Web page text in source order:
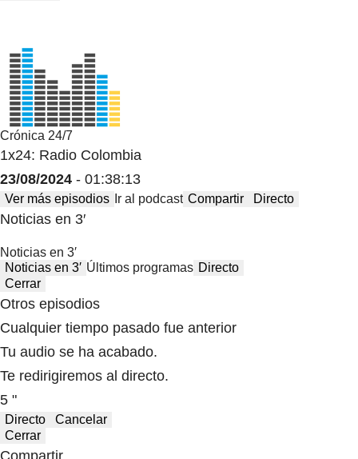
Crónica 24/7
1x24: Radio Colombia
23/08/2024 - 01:38:13
Ver más episodios Ir al podcast Compartir Directo
Noticias en 3′
Noticias en 3′
Noticias en 3′ Últimos programas Directo
Cerrar
Otros episodios
Cualquier tiempo pasado fue anterior
Tu audio se ha acabado.
Te redirigiremos al directo.
5 "
Directo
Cancelar
Cerrar
Compartir